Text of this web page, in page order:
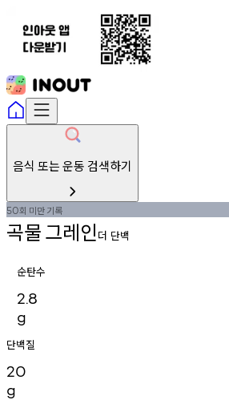
음식 또는 운동 검색하기
50회 미만기록
곡물그레인 더 단백
순탄수
2.8
g
단백질
20
g